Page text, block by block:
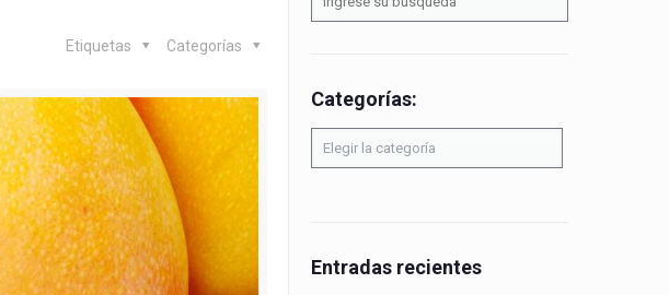
Categorías
Etiquetas
Categorías:
Categorías:
Entradas recientes